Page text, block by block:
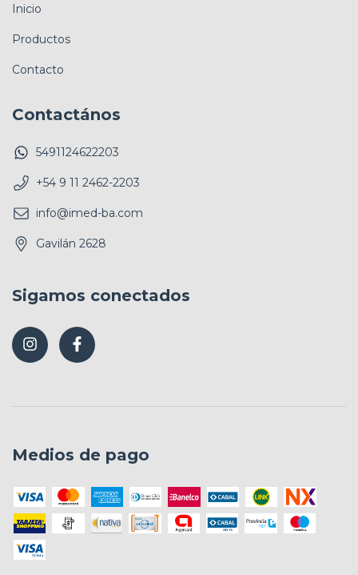
Inicio
Productos
Contacto
Contactános
5491124622203
+54 9 11 2462-2203
info@imed-ba.com
Gavilán 2628
Sigamos conectados
Medios de pago